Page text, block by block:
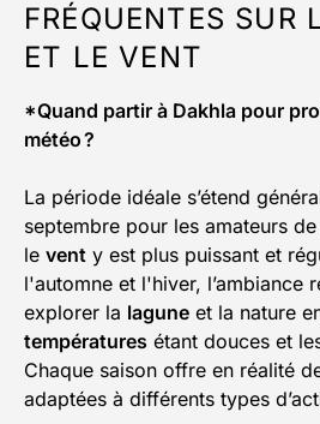
FRÉQUENTES SUR
ET LE VENT
*Quand partir à Dakhla pour
météo ?
La période idéale s’étend
septembre pour les amateurs
le vent y est plus puissant et
l'automne et l'hiver, l’ambiance
explorer la lagune et la nature
températures étant douces et
Chaque saison offre en réalité
adaptées à différents types